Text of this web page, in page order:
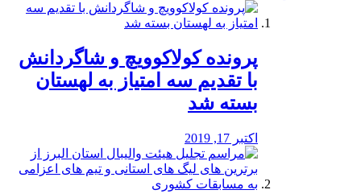
پرونده کولاکوویچ و شاگردانش
با تقدیم سه امتیاز به لهستان
بسته شد
اکتبر 17, 2019